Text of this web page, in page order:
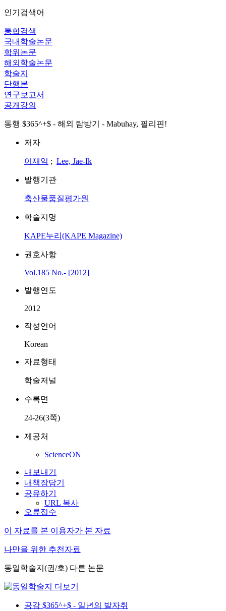
인기검색어
통합검색
국내학술논문
학위논문
해외학술논문
학술지
단행본
연구보고서
공개강의
동행 $365^+$ - 해외 탐방기 - Mabuhay, 필리핀!
저자
이재익 ; Lee, Jae-Ik
발행기관
축산물품질평가원
학술지명
KAPE누리(KAPE Magazine)
권호사항
Vol.185 No.- [2012]
발행연도
2012
작성언어
Korean
자료형태
학술저널
수록면
24-26(3쪽)
제공처
ScienceON
내보내기
내책장담기
공유하기
URL 복사
오류접수
이 자료를 본 이용자가 본 자료
나만을 위한 추천자료
동일학술지(권/호) 다른 논문
공감 $365^+$ - 일년의 발자취